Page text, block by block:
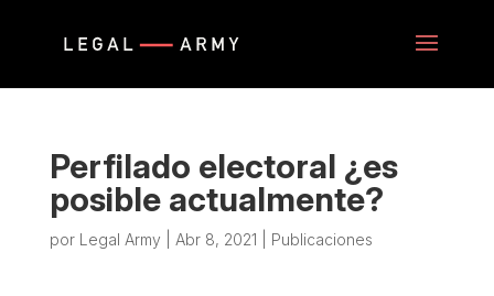
Perfilado electoral ¿es
posible actualmente?
por Legal Army Abr 8, 2021 Publicaciones